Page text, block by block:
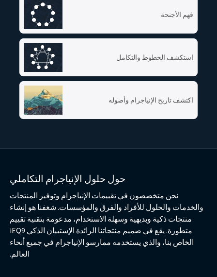
فهم الأجنحة
استكشف الخطوط والتكامل
اكتشف تاريخ الإنياجرام وأصوله
حول حلول الإنياجرام التكاملي
نحن متخصصون في تقييمات الإنياجرام وتوفير المنتجات
والخدمات والحلول للأفراد والفرق والمؤسسات. شغفنا هو إنشاء
منتجات ذكية وبديهية وسهلة الاستخدام، مدعومة بتقنية تقييم
متطورة. يقع في صميم منتجاتنا الرائدة الإستبيان الذكي iEQ9
الخاص بنا، والذي يستخدمه ممارسو الإنياجرام في جميع أنحاء
العالم.